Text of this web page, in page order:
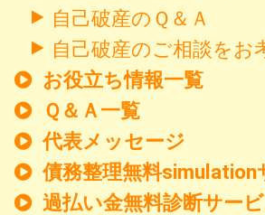
自己破産のＱ＆Ａ
自己破産のご相談をお
お役立ち情報一覧
Ｑ＆Ａ一覧
代表メッセージ
債務整理無料simulation
過払い金無料診断サー